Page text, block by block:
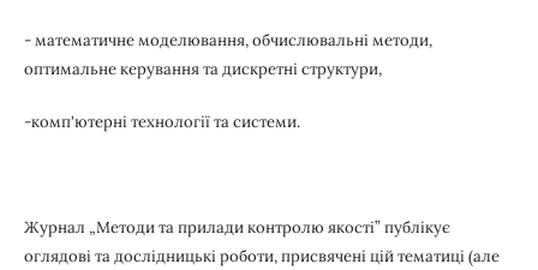
- математичне моделювання, обчислювальні методи,
оптимальне керування та дискретні структури,
-комп'ютерні технології та системи.
Журнал „Методи та прилади контролю якості” публікує
оглядові та дослідницькі роботи, присвячені цій тематиці (але